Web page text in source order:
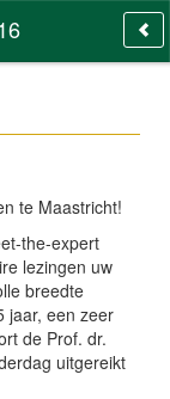
te Maastricht!
the-expert
lezingen uw
breedte
jaar, een zeer
de Prof. dr.
uitgereikt